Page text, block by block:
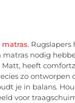
matras.
nodig
heeft
zo
je in balans.
voor